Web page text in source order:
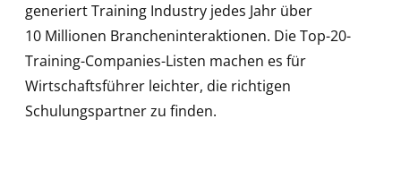
generiert Training Industry jedes Jahr über
10 Millionen Brancheninteraktionen. Die Top-20-
Training-Companies-Listen machen es für
Wirtschaftsführer leichter, die richtigen
Schulungspartner zu finden.